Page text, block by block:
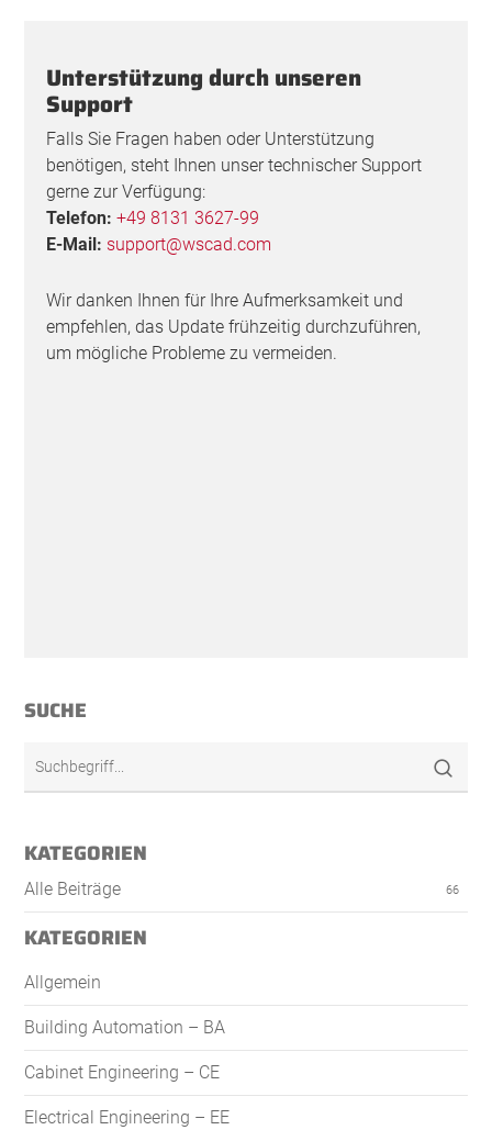
Unterstützung durch unseren
Support
Falls Sie Fragen haben oder Unterstützung
benötigen, steht Ihnen unser technischer Support
gerne zur Verfügung:
Telefon: +49 8131 3627-99
E-Mail: support@wscad.com
Wir danken Ihnen für Ihre Aufmerksamkeit und
empfehlen, das Update frühzeitig durchzuführen,
um mögliche Probleme zu vermeiden.
SUCHE
KATEGORIEN
Alle Beiträge 66
KATEGORIEN
Allgemein
Building Automation – BA
Cabinet Engineering – CE
Electrical Engineering – EE